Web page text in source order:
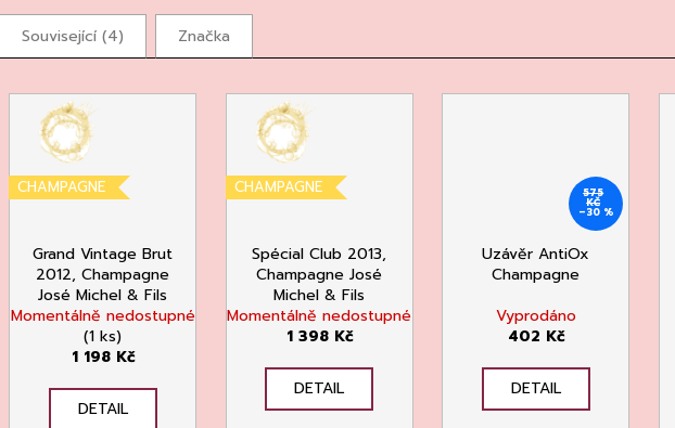
Související (4) Značka
CHAMPAGNE
Grand Vintage Brut
2012, Champagne
José Michel & Fils
Momentálně nedostupné
(1 ks)
1 198 Kč
DETAIL
CHAMPAGNE
Spécial Club 2013,
Champagne José
Michel & Fils
Momentálně nedostupné
1 398 Kč
DETAIL
575
KČ
–30 %
Uzávěr AntiOx
Champagne
Vyprodáno
402 Kč
DETAIL